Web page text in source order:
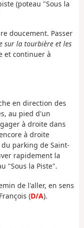
(poteau "Sous la
doucement. Passer
sur la tourbière et les
et continuer à
en direction des
au pied d'un
à droite dans
à droite
parking de Saint-
rapidement la
"Sous la Piste".
de l'aller, en sens
(D/A).